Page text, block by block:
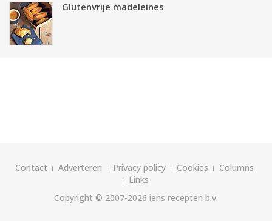
Glutenvrije madeleines
Contact Adverteren Privacy policy Cookies
Columns
Links
Copyright © 2007-2026 iens recepten b.v.